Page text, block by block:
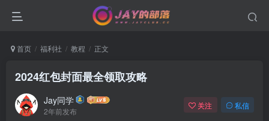
首页 福利社 教程 正文
2024红包封面最全领取攻略
Jay同学
2年前发布
关注 私信